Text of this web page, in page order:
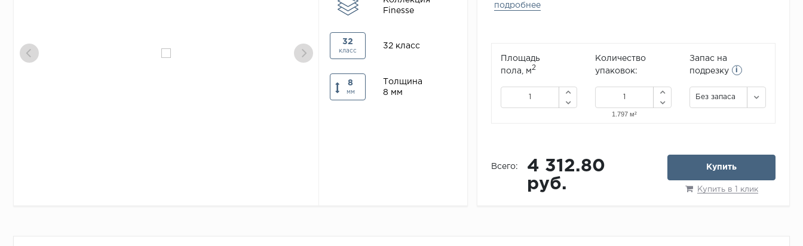
Finesse
32
класс
32 класс
8
мм
Толщина
8 мм
подробнее
Площадь
пола, м2
Количество
упаковок:
Запас на
подрезку
i
Без запаса
Всего:
4 312.80
руб.
Купить
Купить в 1 клик